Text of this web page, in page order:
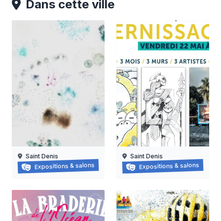
Dans cette ville
Grapzëtwal
30/05/2026 au
Saint Denis
Expositions & salons Exposition : nanas vanille
16/06/2026 au
Saint Denis
Expositions & salons